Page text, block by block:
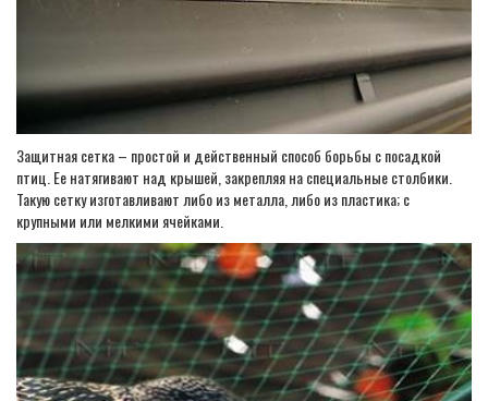
Защитная сетка – простой и действенный способ борьбы с посадкой
птиц. Ее натягивают над крышей, закрепляя на специальные столбики.
Такую сетку изготавливают либо из металла, либо из пластика; с
крупными или мелкими ячейками.